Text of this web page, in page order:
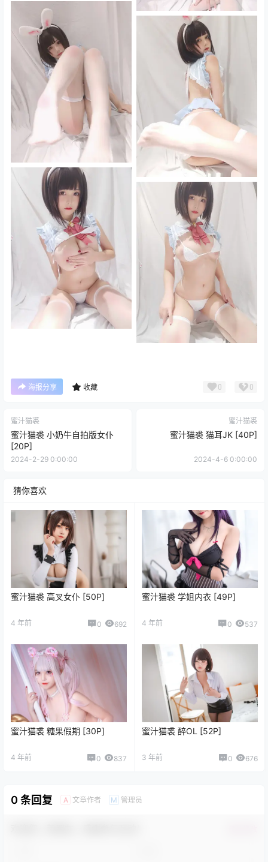
海报分享 收藏 0 0
蜜汁猫裘
蜜汁猫裘 小奶牛自拍版女仆
[20P]
2024-2-29 0:00:00
蜜汁猫裘
蜜汁猫裘 猫耳JK [40P]
2024-4-6 0:00:00
猜你喜欢
蜜汁猫裘 高叉女仆 [50P]
4 年前 0 692
蜜汁猫裘 学姐内衣 [49P]
4 年前 0 537
蜜汁猫裘 糖果假期 [30P]
4 年前 0 837
蜜汁猫裘 醉OL [52P]
3 年前 0 676
0 条回复 A 文章作者 M 管理员